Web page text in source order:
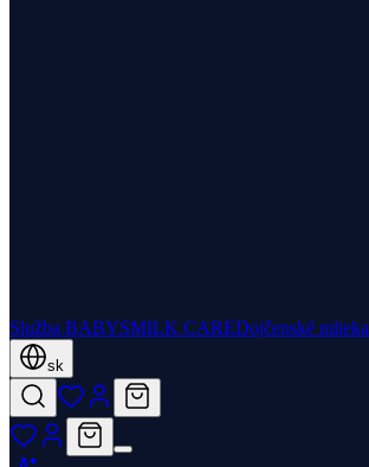
Služba BABYSMILK CAREDojčenské mlieka
sk